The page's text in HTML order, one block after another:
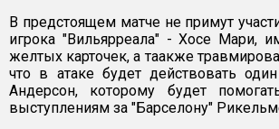
В предстоящем матче не примут
игрока "Вильярреала" - Хосе Мари,
желтых карточек, а таакже
что в атаке будет действовать
Андерсон, которому будет
выступлениям за "Барселону"